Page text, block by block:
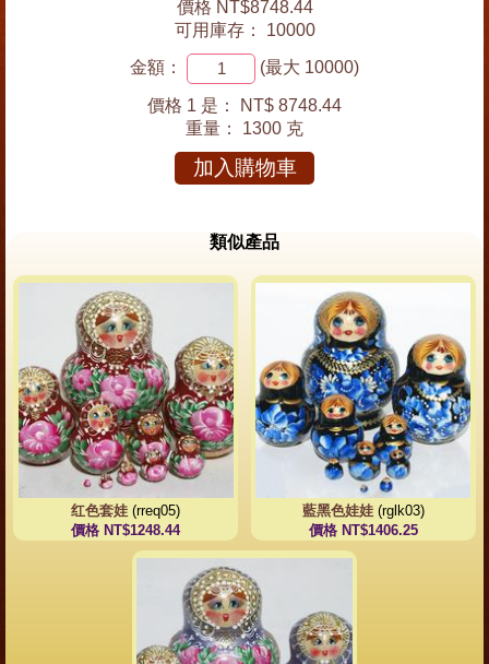
價格 NT$8748.44
可用庫存： 10000
金額： (最大 10000)
價格 1 是：
NT$ 8748.44
重量： 1300 克
加入購物車
類似產品
红色套娃 (rreq05)
價格 NT$1248.44
藍黑色娃娃(rglk03)
價格 NT$1406.25